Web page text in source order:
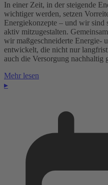
In einer Zeit, in der steigende
wichtiger werden, setzen
Energiekonzepte – und wir
aktiv mitzugestalten.
wir maßgeschneiderte Energie-
entwickelt, die nicht nur
auch die Versorgung nachhaltig
Mehr lesen
▸